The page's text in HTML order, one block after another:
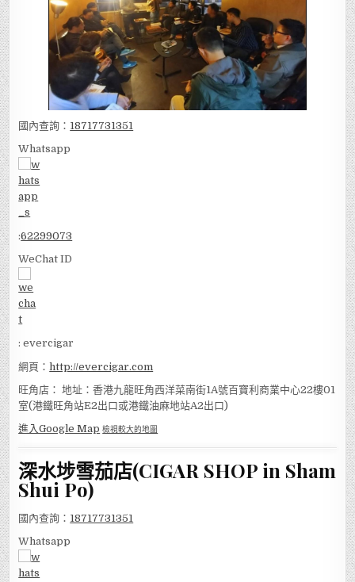
國內查詢： 18717731351
Whatsapp
:62299073
WeChat ID
: evercigar
網頁：http://evercigar.com
旺角店： 地址：香港九龍旺角西洋菜南街1A號百寶利商業中心22樓01
室(港鐵旺角站E2出口或港鐵油麻地站A2出口)
進入Google Map 檢視較大的地圖
深水埗雪茄店(CIGAR SHOP in Sham
Shui Po)
國內查詢： 18717731351
Whatsapp